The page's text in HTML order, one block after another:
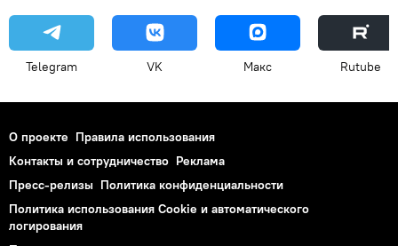
Telegram VK Макс Rutube
О проекте Правила использования
Контакты и сотрудничество Реклама
Пресс-релизы Политика конфиденциальности
Политика использования Cookie и автоматического
логирования